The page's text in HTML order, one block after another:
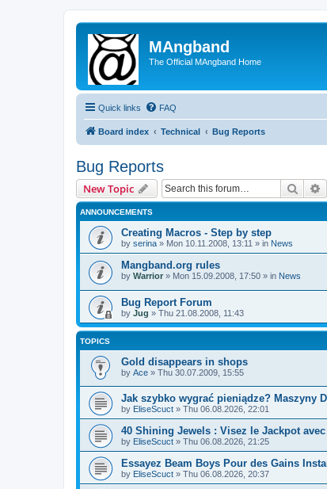
MAngband
The Official MAngband Home
Quick links FAQ
Board index Technical Bug Reports
Bug Reports
New Topic Search
ANNOUNCEMENTS
Creating Macros - Step by step
by serina » Mon 10.11.2008, 13:11 » in News
Mangband.org rules
by Warrior » Mon 15.09.2008, 17:50 » in News
Bug Report Forum
by Jug » Thu 21.08.2008, 11:43
TOPICS
Gold disappears in shops
by Ace » Thu 30.07.2009, 15:55
Jak szybko wygrać pieniądze? Maszyny
by EliseScuct » Thu 06.08.2026, 22:01
40 Shining Jewels : Visez le Jackpot
by EliseScuct » Thu 06.08.2026, 21:25
Essayez Beam Boys Pour des Gains
by EliseScuct » Thu 06.08.2026, 20:37